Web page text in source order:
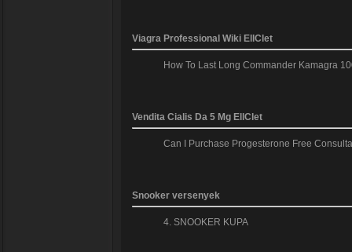
Viagra Professional Wiki EllClet
How To Last Long Commander Kamagra
Vendita Cialis Da 5 Mg EllClet
Can I Purchase Progesterone Free
Snooker versenyek
4. SNOOKER KUPA